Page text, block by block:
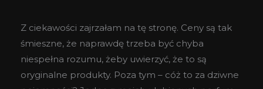
Z ciekawości zajrzałam na tę stronę. Ceny są tak
śmieszne, że naprawdę trzeba być chyba
niespełna rozumu, żeby uwierzyć, że to są
oryginalne produkty. Poza tym – cóż to za dziwne